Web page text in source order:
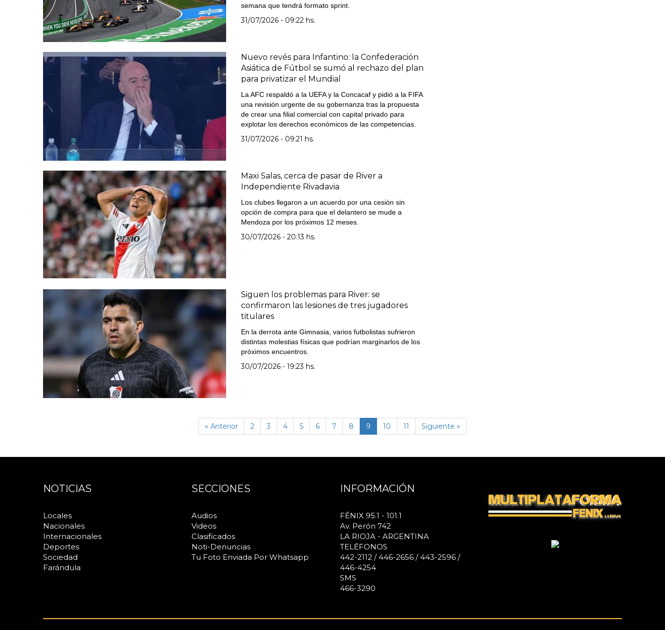
semana que tendrá formato sprint.
31/07/2026 - 09:22 hs.
Nuevo revés para Infantino: la Confederación
Asiática de Fútbol se sumó al rechazo del plan
para privatizar el Mundial
La AFC respaldó a la UEFA y la Concacaf y pidió a la FIFA
una revisión urgente de su gobernanza tras la propuesta
de crear una filial comercial con capital privado para
explotar los derechos económicos de las competencias.
31/07/2026 - 09:21 hs.
Maxi Salas, cerca de pasar de River a
Independiente Rivadavia
Los clubes llegaron a un acuerdo por una cesión sin
opción de compra para que el delantero se mude a
Mendoza por los próximos 12 meses.
30/07/2026 - 20:13 hs.
Siguen los problemas para River: se
confirmaron las lesiones de tres jugadores
titulares
En la derrota ante Gimnasia, varios futbolistas sufrieron
distintas molestias físicas que podrían marginarlos de los
próximos encuentros.
30/07/2026 - 19:23 hs.
« Anterior 2 3 4 5 6 7 8 9 (página
actual)
10 11 Siguiente »
NOTICIAS
Locales
Nacionales
Internacionales
Deportes
Sociedad
Farándula
SECCIONES
Audios
Videos
Clasificados
Noti-Denuncias
Tu Foto Enviada Por Whatsapp
INFORMACIÓN
FÉNIX 95.1 - 101.1
Av. Perón 742
LA RIOJA - ARGENTINA
TELÉFONOS
442-2112 / 446-2656 / 443-2596 /
446-4254
SMS
466-3290